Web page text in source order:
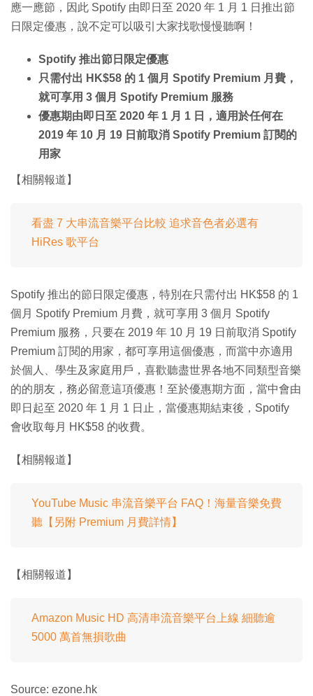
應一應節，因此 Spotify 由即日至 2020 年 1 月 1 日推出節
日限定優惠，說不定可以吸引大家找歌慢慢聽啊！
Spotify 推出節日限定優惠
只需付出 HK$58 的 1 個月 Spotify Premium 月費，
就可享用 3 個月 Spotify Premium 服務
優惠期由即日至 2020 年 1 月 1 日，適用於任何在
2019 年 10 月 19 日前取消 Spotify Premium 訂閱的
用家
【相關報道】
看盡 7 大串流音樂平台比較 追求音色者必選有
HiRes 歌平台
Spotify 推出的節日限定優惠，特別在只需付出 HK$58 的 1
個月 Spotify Premium 月費，就可享用 3 個月 Spotify
Premium 服務，只要在 2019 年 10 月 19 日前取消 Spotify
Premium 訂閱的用家，都可享用這個優惠，而當中亦適用
於個人、學生及家庭用戶，喜歡聽盡世界各地不同類型音樂
的的朋友，務必留意這項優惠！至於優惠期方面，當中會由
即日起至 2020 年 1 月 1 日止，當優惠期結束後，Spotify
會收取每月 HK$58 的收費。
【相關報道】
YouTube Music 串流音樂平台 FAQ！海量音樂免費
聽【另附 Premium 月費詳情】
【相關報道】
Amazon Music HD 高清串流音樂平台上線 細聽逾
5000 萬首無損歌曲
Source: ezone.hk